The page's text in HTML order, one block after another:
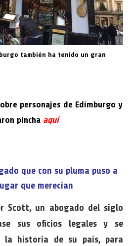
también ha tenido un gran
personajes de Edimburgo y
pincha aquí
que con su pluma puso a
que merecían
Scott, un abogado del siglo
sus oficios legales y se
la historia de su país, para